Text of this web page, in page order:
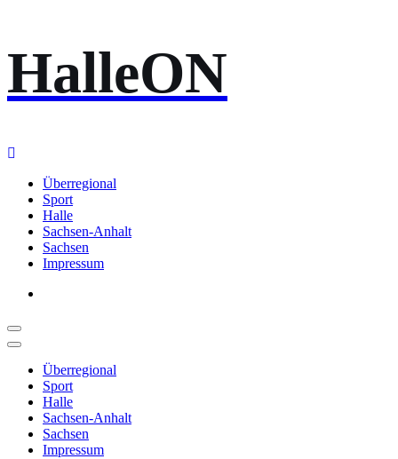
Inhalt
springen
HalleON
Überregional
Sport
Halle
Sachsen-Anhalt
Sachsen
Impressum
Überregional
Sport
Halle
Sachsen-Anhalt
Sachsen
Impressum